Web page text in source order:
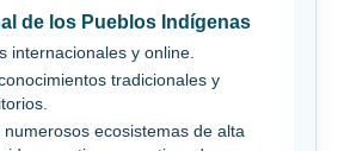
de los Pueblos Indígenas
internacionales y online.
tradicionales y
numerosos ecosistemas de alta